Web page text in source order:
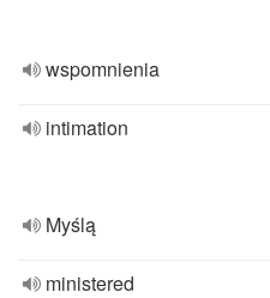
wspomnienia
intimation
Myślą
ministered